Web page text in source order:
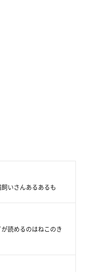
いさんあるあるも
読めるのはねこのき